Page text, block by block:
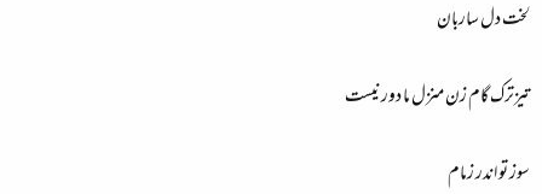
لخت دل ساربان
تیزترک گام زن منزل ما دور نیست
سوز تو اندر زمام